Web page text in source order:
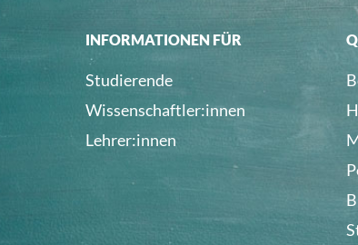
INFORMATIONEN FÜR
Studierende
Wissenschaftler:innen
Lehrer:innen